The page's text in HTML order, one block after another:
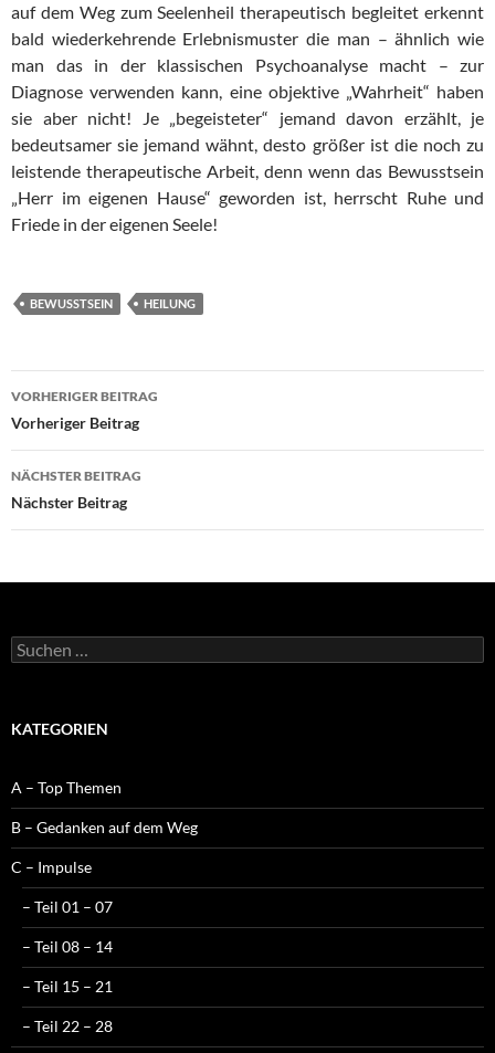
auf dem Weg zum Seelenheil therapeutisch begleitet erkennt
bald wiederkehrende Erlebnismuster die man – ähnlich wie
man das in der klassischen Psychoanalyse macht – zur
Diagnose verwenden kann, eine objektive „Wahrheit“ haben
sie aber nicht! Je „begeisteter“ jemand davon erzählt, je
bedeutsamer sie jemand wähnt, desto größer ist die noch zu
leistende therapeutische Arbeit, denn wenn das Bewusstsein
„Herr im eigenen Hause“ geworden ist, herrscht Ruhe und
Friede in der eigenen Seele!
BEWUSSTSEIN HEILUNG
Beitragsnavigation
VORHERIGER BEITRAG
Vorheriger Beitrag
NÄCHSTER BEITRAG
Nächster Beitrag
Suchen
nach:
KATEGORIEN
A – Top Themen
B – Gedanken auf dem Weg
C – Impulse
– Teil 01 – 07
– Teil 08 – 14
– Teil 15 – 21
– Teil 22 – 28